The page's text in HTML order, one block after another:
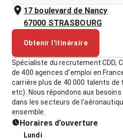
17 boulevard de Nancy
67000 STRASBOURG
Obtenir l'itinéraire
Spécialiste du recrutement CDD,
de 400 agences d'emploi en
carrière plus de 40 000 talents
etc). Nous répondons aux
dans les secteurs de
ensemble.
Horaires d'ouverture
Lundi